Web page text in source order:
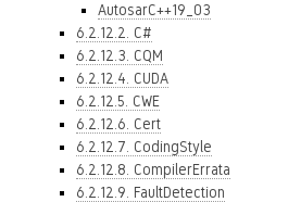
AutosarC++19_03
6.2.12.2. C#
6.2.12.3. CQM
6.2.12.4. CUDA
6.2.12.5. CWE
6.2.12.6. Cert
6.2.12.7. CodingStyle
6.2.12.8. CompilerErrata
6.2.12.9. FaultDetection